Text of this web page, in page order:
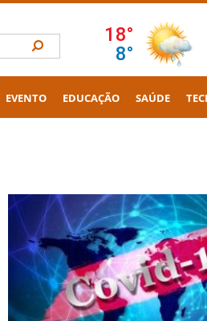
EVENTO EDUCAÇÃO SAÚDE